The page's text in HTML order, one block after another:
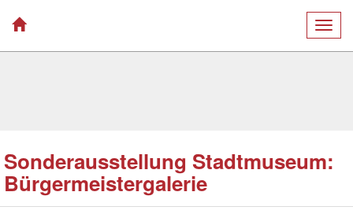
Sonderausstellung Stadtmuseum:
Bürgermeistergalerie